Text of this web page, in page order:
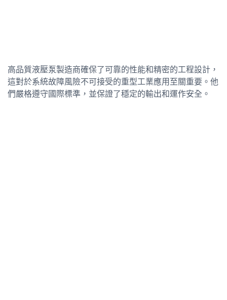
高品質液壓泵製造商確保了可靠的性能和精密的工程設計，
這對於系統故障風險不可接受的重型工業應用至關重要。他
們嚴格遵守國際標準，並保證了穩定的輸出和運作安全。